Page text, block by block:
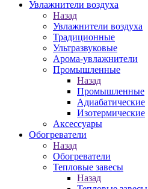
Увлажнители воздуха
Назад
Увлажнители воздуха
Традиционные
Ультразвуковые
Арома-увлажнители
Промышленныe
Назад
Промышленныe
Адиабатические
Изотермические
Аксессуары
Обогреватели
Назад
Обогреватели
Тепловые завесы
Назад